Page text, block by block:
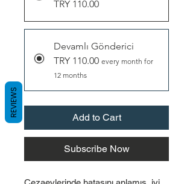
TRY 110.00
Devamlı Gönderici
TRY 110.00 every month for
12 months
Add to Cart
Subscribe Now
REVIEWS